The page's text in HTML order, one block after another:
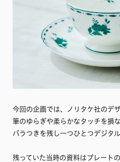
今回の企画では、ノリタケ社のデ
筆のゆらぎや柔らかなタッチを損
バラつきを残し一つひとつデジタ
残っていた当時の資料はプレート